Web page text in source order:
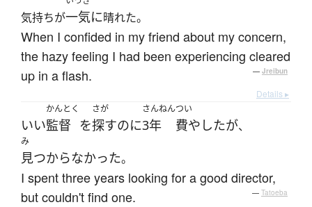
気持ちが一気に晴れた。
When I confided in my friend about my concern,
the hazy feeling I had been experiencing cleared
up in a flash.
— Jreibun
Details ▸
いい
かんとく
監督 を
さが
探すのに
さんねん
3年
つい
費やしたが、
み
見つからなかった。
I spent three years looking for a good director,
but couldn't find one.
— Tatoeba